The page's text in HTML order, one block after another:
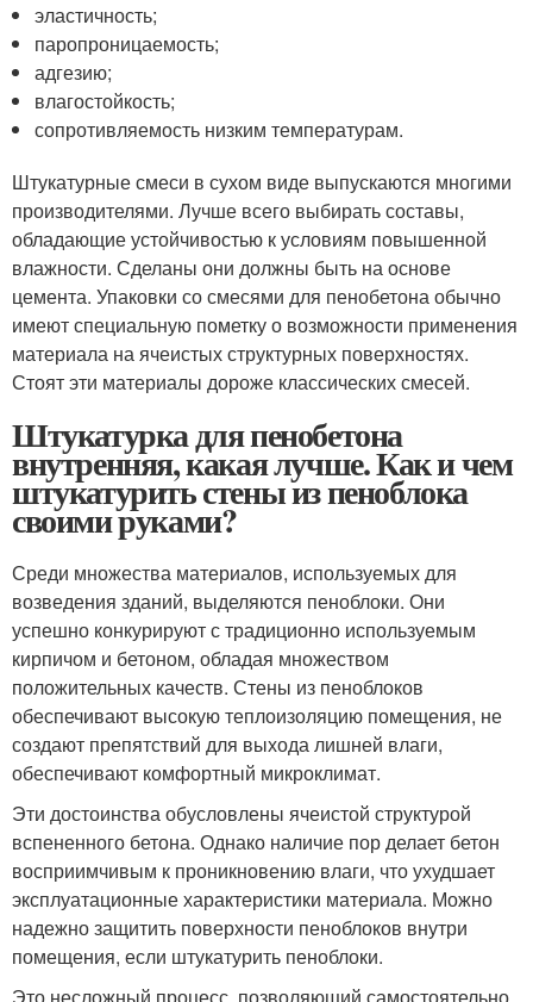
эластичность;
паропроницаемость;
адгезию;
влагостойкость;
сопротивляемость низким температурам.
Штукатурные смеси в сухом виде выпускаются многими
производителями. Лучше всего выбирать составы,
обладающие устойчивостью к условиям повышенной
влажности. Сделаны они должны быть на основе
цемента. Упаковки со смесями для пенобетона обычно
имеют специальную пометку о возможности применения
материала на ячеистых структурных поверхностях.
Стоят эти материалы дороже классических смесей.
Штукатурка для пенобетона
внутренняя, какая лучше. Как и чем
штукатурить стены из пеноблока
своими руками?
Среди множества материалов, используемых для
возведения зданий, выделяются пеноблоки. Они
успешно конкурируют с традиционно используемым
кирпичом и бетоном, обладая множеством
положительных качеств. Стены из пеноблоков
обеспечивают высокую теплоизоляцию помещения, не
создают препятствий для выхода лишней влаги,
обеспечивают комфортный микроклимат.
Эти достоинства обусловлены ячеистой структурой
вспененного бетона. Однако наличие пор делает бетон
восприимчивым к проникновению влаги, что ухудшает
эксплуатационные характеристики материала. Можно
надежно защитить поверхности пеноблоков внутри
помещения, если штукатурить пеноблоки.